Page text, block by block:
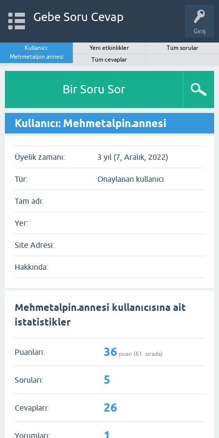
Giriş
Gebe Soru Cevap
Kullanıcı:
Mehmetalpin.annesi
Yeni etkinlikler
Tüm sorular
Tüm cevaplar
Bir Soru Sor
Kullanıcı: Mehmetalpin.annesi
Üyelik zamanı: 3 yıl (7, Aralık, 2022)
Tür: Onaylanan kullanıcı
Tam adı:
Yer:
Site Adresi:
Hakkında:
Mehmetalpin.annesi kullanıcısına ait
istatistikler
Puanları: 36 puan (61 . sırada)
Soruları: 5
Cevapları: 26
Yorumları: 1